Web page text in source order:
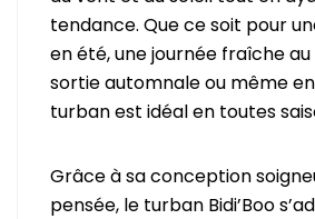
tendance. Que ce soit pour
en été, une journée fraîche
sortie automnale ou même
turban est idéal en toutes
Grâce à sa conception
pensée, le turban Bidi’Boo